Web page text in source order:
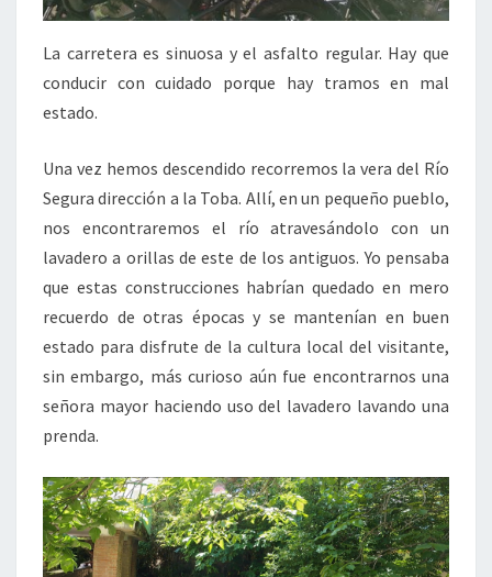
La carretera es sinuosa y el asfalto regular. Hay que
conducir con cuidado porque hay tramos en mal
estado.
Una vez hemos descendido recorremos la vera del Río
Segura dirección a la Toba. Allí, en un pequeño pueblo,
nos encontraremos el río atravesándolo con un
lavadero a orillas de este de los antiguos. Yo pensaba
que estas construcciones habrían quedado en mero
recuerdo de otras épocas y se mantenían en buen
estado para disfrute de la cultura local del visitante,
sin embargo, más curioso aún fue encontrarnos una
señora mayor haciendo uso del lavadero lavando una
prenda.